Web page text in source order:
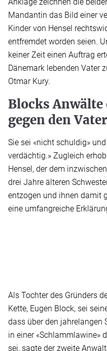
Anklage zeichnen die
Mandantin das Bild einer
Kinder von Hensel
entfremdet worden seien.
keiner Zeit einen Auftrag
Dänemark lebenden Vater
Otmar Kury.
Blocks
gegen den
Sie sei «nicht schuldig»
verdächtig.» Zugleich
Hensel, der dem
drei Jahre älteren
entzogen und ihnen damit
eine umfangreiche
Als Tochter des Gründers
Kette, Eugen Block, sei
dass über den jahrelangen
in einer «Schlammlawine»
sei, sagte der zweite